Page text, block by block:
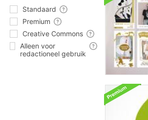
Standaard
Premium
Creative Commons
Alleen voor
redactioneel gebruik